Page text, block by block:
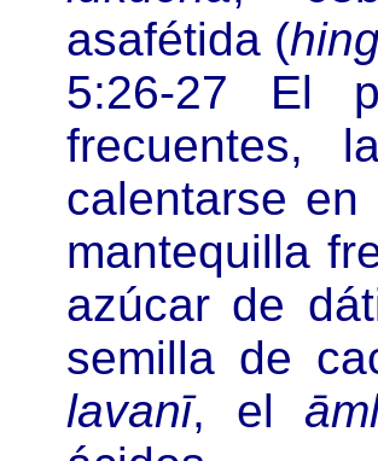
asafétida (
5:26-27 El
frecuentes,
calentarse en
mantequilla
azúcar de
semilla de
lavanī, el